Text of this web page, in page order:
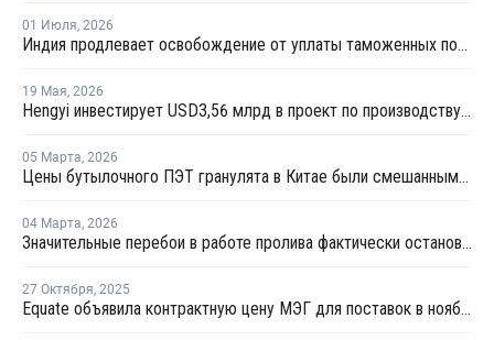
01 Июля, 2026
Индия продлевает освобождение от уплаты таможенных пошлин на импорт нефтехимии на фоне конфликта на Ближнем Востоке
19 Мая, 2026
Hengyi инвестирует USD3,56 млрд в проект по производству МЭГ из угля в Китае
05 Марта, 2026
Цены бутылочного ПЭТ гранулята в Китае были смешанными в феврале
04 Марта, 2026
Значительные перебои в работе пролива фактически остановят производство МЭГ в Персидском заливе
27 Октября, 2025
Equate объявила контрактную цену МЭГ для поставок в ноябре